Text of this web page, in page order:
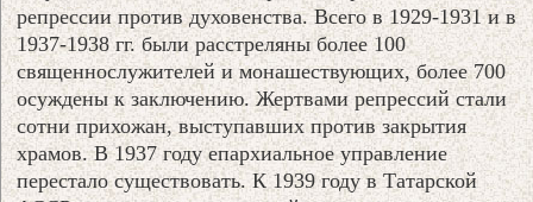
репрессии против духовенства. Всего в 1929-1931 и в
1937-1938 гг. были расстреляны более 100
священнослужителей и монашествующих, более 700
осуждены к заключению. Жертвами репрессий стали
сотни прихожан, выступавших против закрытия
храмов. В 1937 году епархиальное управление
перестало существовать. К 1939 году в Татарской